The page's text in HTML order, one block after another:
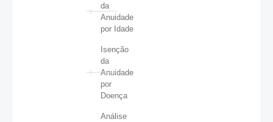
da
Anuidade
por Idade
Isenção
da
Anuidade
por
Doença
Análise